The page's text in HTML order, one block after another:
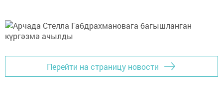
Перейти на страницу новости